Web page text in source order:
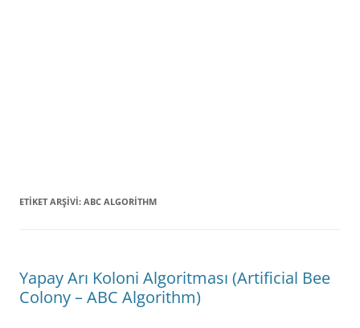
ETIKET ARŞIVI: ABC ALGORITHM
Yapay Arı Koloni Algoritması (Artificial Bee
Colony – ABC Algorithm)